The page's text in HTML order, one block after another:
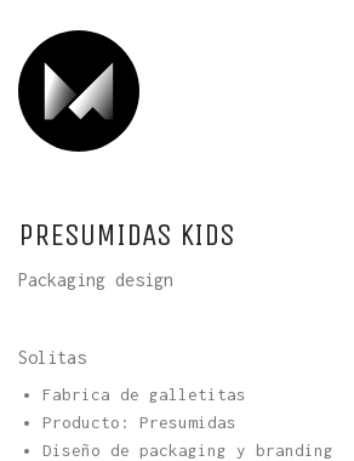
PRESUMIDAS KIDS
Packaging design
Solitas
Fabrica de galletitas
Producto: Presumidas
Diseño de packaging y branding